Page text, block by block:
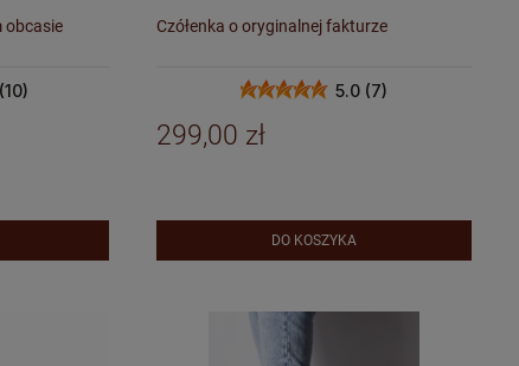
obcasie Czółenka o oryginalnej fakturze
5.0 (7)
299,00 zł
DO KOSZYKA